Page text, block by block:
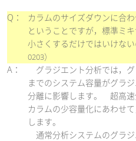
Q：
カラムのサイズダウンに合
ということですが，標準ミ
小さくするだけではいけない
0203）
A：
グラジエント分析では，
までのシステム容量がグラ
分離に影響します。 超高速
カラムの少容量化にあわせ
します。
通常分析システムのグラ